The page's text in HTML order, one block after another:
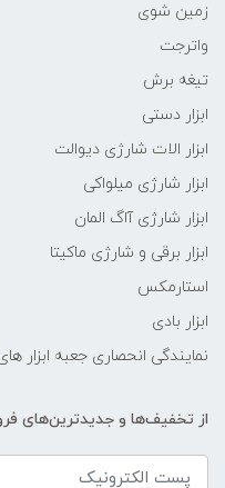
زمین شوی
واترجت
تیغه برش
ابزار دستی
ابزار الات شارژی دیوالت
ابزار شارژی میلواکی
ابزار شارژی آاگ المان
ابزار برقی و شارژی ماکیتا
استارمکس
ابزار بادی
نمایندگی انحصاری جعبه ابزار
از تخفیف‌ها و جدیدترین‌های